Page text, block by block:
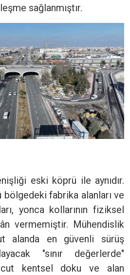
sağlanmıştır.
eski köprü ile aynıdır.
bölgedeki fabrika alanları ve
yonca kollarının fiziksel
vermemiştir. Mühendislik
alanda en güvenli sürüş
"sınır değerlerde"
kentsel doku ve alan